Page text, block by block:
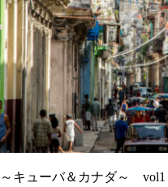
～キューバ＆カナダ～ vol1